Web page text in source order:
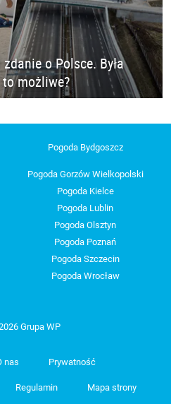
o Polsce. Była
możliwe?
Pogoda Bydgoszcz
Pogoda Gorzów Wielkopolski
Pogoda Kielce
Pogoda Lublin
Pogoda Olsztyn
Pogoda Poznań
Pogoda Szczecin
Pogoda Wrocław
Grupa WP
nas Prywatność
Regulamin Mapa strony